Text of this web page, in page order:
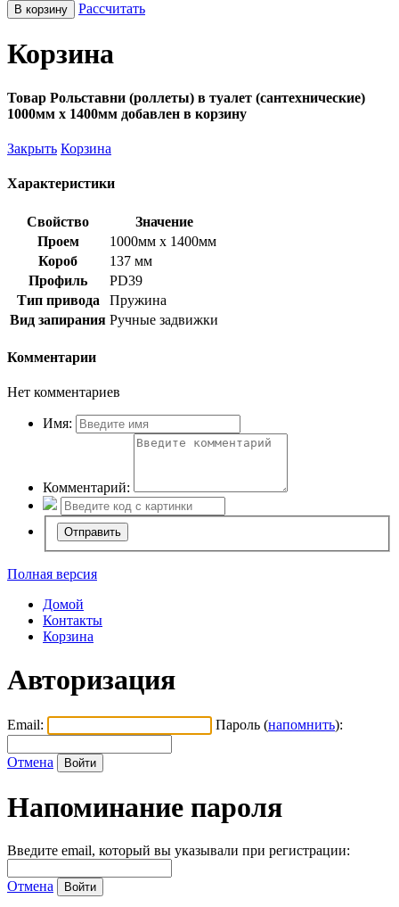
В корзину Рассчитать
Корзина
Товар Рольставни (роллеты) в туалет (сантехнические)
1000мм х 1400мм добавлен в корзину
Закрыть Корзина
Характеристики
Свойство
Значение
Проем
1000мм х 1400мм
Короб
137 мм
Профиль
PD39
Тип привода
Пружина
Вид запирания Ручные задвижки
Комментарии
Нет комментариев
Имя:
Комментарий:
Полная версия
Домой
Контакты
Корзина
Авторизация
Email: Пароль (напомнить):
Отмена
Напоминание пароля
Введите email, который вы указывали при регистрации:
Отмена